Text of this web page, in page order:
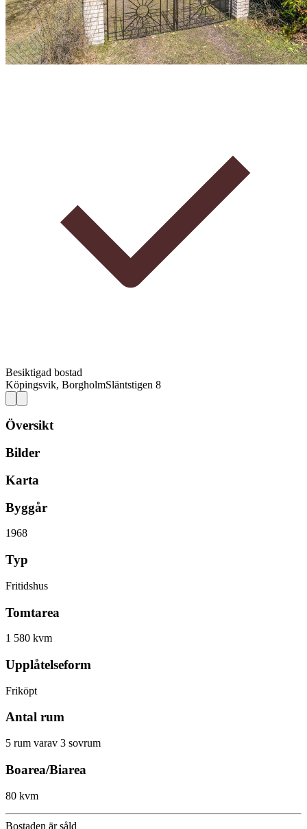
Besiktigad bostad
Köpingsvik, BorgholmSläntstigen 8
Översikt
Bilder
Karta
Byggår
1968
Typ
Fritidshus
Tomtarea
1 580 kvm
Upplåtelseform
Friköpt
Antal rum
5 rum varav 3 sovrum
Boarea/Biarea
80 kvm
Bostaden är såld